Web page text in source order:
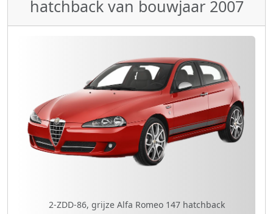
hatchback van bouwjaar 2007
2-ZDD-86, grijze Alfa Romeo 147 hatchback